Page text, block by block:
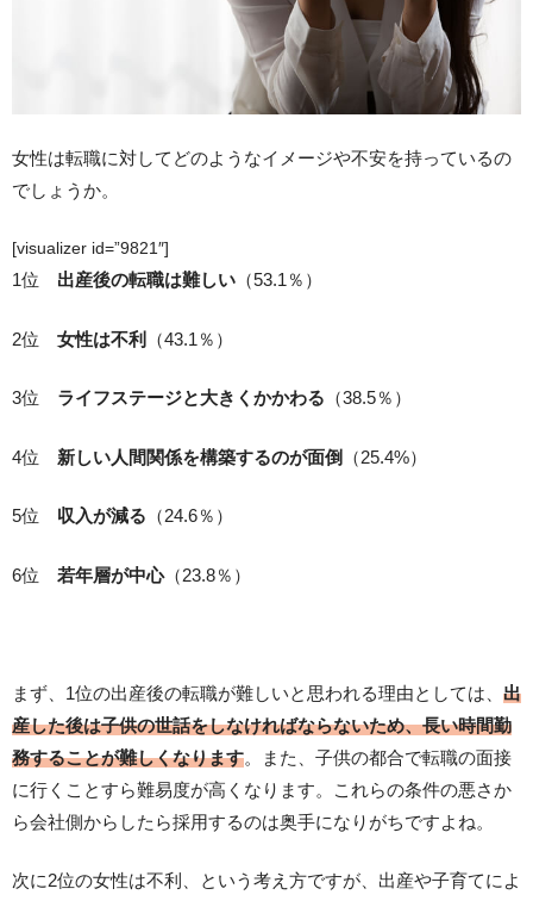
女性は転職に対してどのようなイメージや不安を持っているの
でしょうか。
[visualizer id=”9821″]
1位 出産後の転職は難しい （53.1％）
2位 女性は不利 （43.1％）
3位 ライフステージと大きくかかわる （38.5％）
4位 新しい人間関係を構築するのが面倒 （25.4%）
5位 収入が減る （24.6％）
6位 若年層が中心（23.8％）
まず、1位の出産後の転職が難しいと思われる理由としては、 出
産した後は子供の世話をしなければならないため、長い時間勤
務することが難しくなります。また、子供の都合で転職の面接
に行くことすら難易度が高くなります。これらの条件の悪さか
ら会社側からしたら採用するのは奥手になりがちですよね。
次に2位の女性は不利、という考え方ですが、出産や子育てによ